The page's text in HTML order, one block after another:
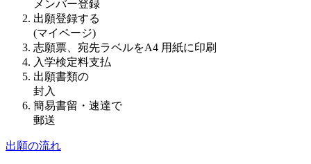
メンバー登録
出願登録する
(マイページ)
志願票、宛先ラベルをA4 用紙に印刷
入学検定料支払
出願書類の
封入
簡易書留・速達で
郵送
出願の流れ